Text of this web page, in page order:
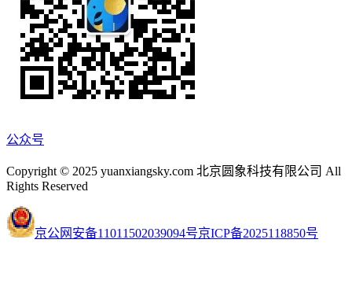
公众号
Copyright © 2025 yuanxiangsky.com 北京圆象科技有限公司 All
Rights Reserved
京公网安备11011502039094号京ICP备2025118850号